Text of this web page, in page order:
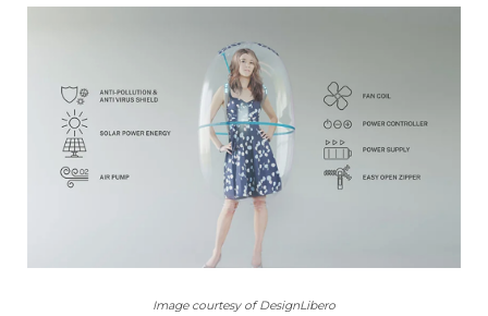
Image courtesy of DesignLibero